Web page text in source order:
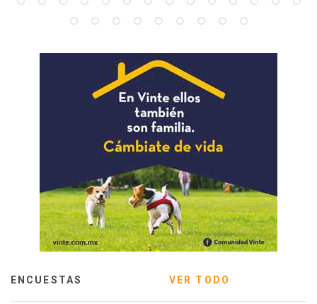
ENCUESTAS VER TODO